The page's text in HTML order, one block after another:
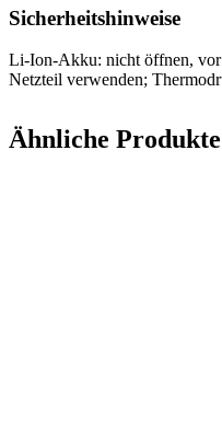
Sicherheitshinweise
Li-Ion-Akku: nicht öffnen, vor
Netzteil verwenden;
Ähnliche Produkte